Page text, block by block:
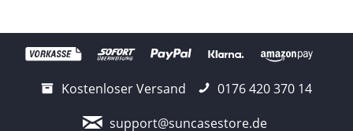
Kostenloser Versand
0176 420 370 14
support@suncasestore.de